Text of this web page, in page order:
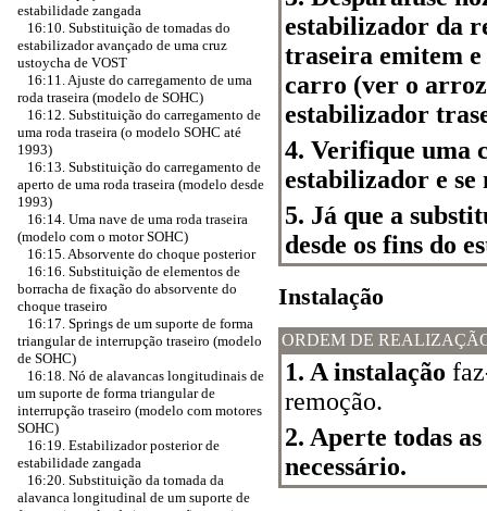
estabilidade zangada
16:10. Substituição de tomadas do
estabilizador avançado de uma cruz
ustoycha de VOST
16:11. Ajuste do carregamento de uma
roda traseira (modelo de SOHC)
16:12. Substituição do carregamento de
uma roda traseira (o modelo SOHC até
1993)
16:13. Substituição do carregamento de
aperto de uma roda traseira (modelo desde
1993)
16:14. Uma nave de uma roda traseira
(modelo com o motor SOHC)
16:15. Absorvente do choque posterior
16:16. Substituição de elementos de
borracha de fixação do absorvente do
choque traseiro
16:17. Springs de um suporte de forma
triangular de interrupção traseiro (modelo
de SOHC)
16:18. Nó de alavancas longitudinais de
um suporte de forma triangular de
interrupção traseiro (modelo com motores
SOHC)
16:19. Estabilizador posterior de
estabilidade zangada
16:20. Substituição da tomada da
alavanca longitudinal de um suporte de
estabilizador da
traseira emitem
carro (ver o
estabilizador
4. Verifique uma
estabilizador e se
5. Já que a
desde os fins do
Instalação
ORDEM DE
1. A instalação
remoção.
2. Aperte todas
necessário.